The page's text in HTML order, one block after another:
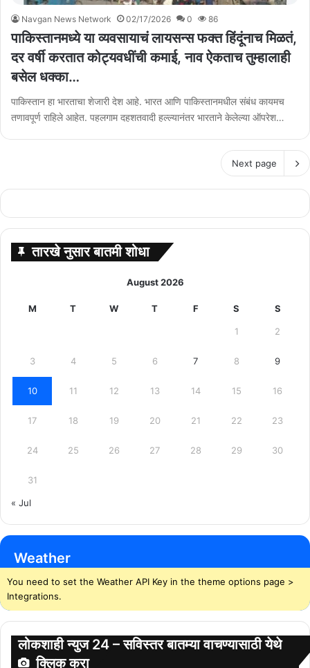
Navgan News Network 02/17/2026 0 86
पाकिस्तानमध्ये या व्यवसायाचं लायसन्स फक्त हिंदूंनाच मिळतं,
दर वर्षी करतात कोट्यवधींची कमाई, नाव ऐकताच तुम्हालाही
बसेल धक्का…
पाकिस्तान हा भारताचा शेजारी देश आहे. भारत आणि पाकिस्तानमधील संबंध कायमच
तणावपूर्ण राहिले आहेत. पहलगाम दहशतवादी हल्ल्यानंतर भारताने केलेल्या ऑपरेश…
Next page
तारखे नुसार बातमी शोधा
August 2026
M T W T F S S
1 2
3 4 5 6 7 8 9
10 11 12 13 14 15 16
17 18 19 20 21 22 23
24 25 26 27 28 29 30
31
« Jul
Weather
You need to set the Weather API Key in the theme options page >
Integrations.
लोकशाही न्युज 24 – सविस्तर बातम्या वाचण्यासाठी येथे
क्लिक करा